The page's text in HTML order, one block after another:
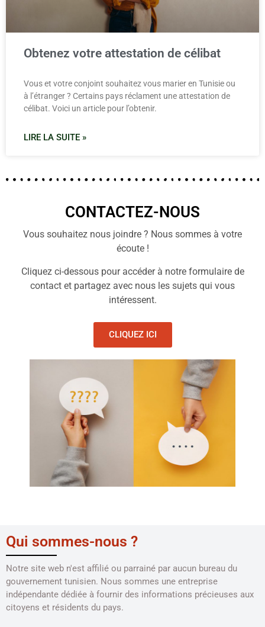
Obtenez votre attestation de célibat
Vous et votre conjoint souhaitez vous marier en Tunisie ou
à l’étranger ? Certains pays réclament une attestation de
célibat. Voici un article pour l’obtenir.
LIRE LA SUITE »
CONTACTEZ-NOUS
Vous souhaitez nous joindre ? Nous sommes à votre
écoute !
Cliquez ci-dessous pour accéder à notre formulaire de
contact et partagez avec nous les sujets qui vous
intéressent.
CLIQUEZ ICI
Qui sommes-nous ?
Notre site web n'est affilié ou parrainé par aucun bureau du
gouvernement tunisien. Nous sommes une entreprise
indépendante dédiée à fournir des informations précieuses aux
citoyens et résidents du pays.